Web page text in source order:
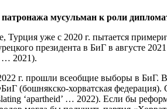
мусульман к роли
Турция уже с 2020 г. пытается
президента в БиГ в августе
… 2021).
г. прошли всеобщие выборы в БиГ.
(бошнякско-хорватская
‘apartheid’ … 2022). Если бы